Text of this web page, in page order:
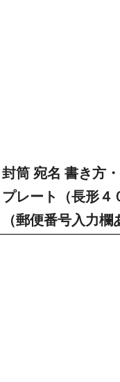
封筒 宛名 書き方
プレート（長形４
（郵便番号入力